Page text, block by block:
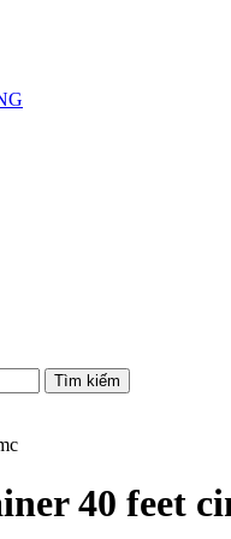
40 feet